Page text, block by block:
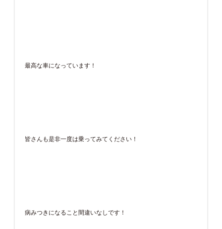
最高な車になっています！
皆さんも是非一度は乗ってみてください！
病みつきになること間違いなしです！